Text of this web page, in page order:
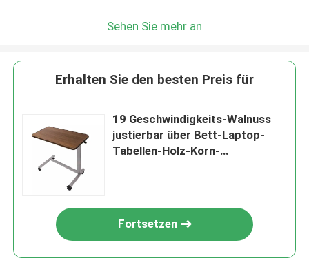
Sehen Sie mehr an
Erhalten Sie den besten Preis für
19 Geschwindigkeits-Walnuss
justierbar über Bett-Laptop-
Tabellen-Holz-Korn-
Fortsetzen